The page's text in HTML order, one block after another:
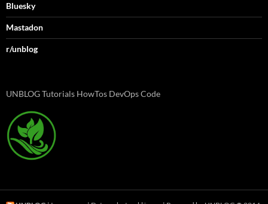
Bluesky
Mastadon
r/unblog
UNBLOG Tutorials HowTos DevOps Code